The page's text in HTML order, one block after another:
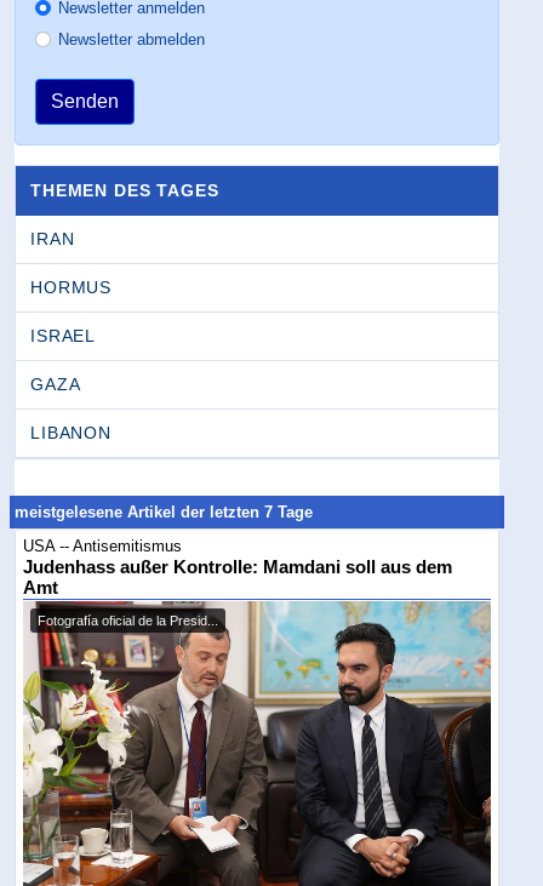
Newsletter anmelden
Newsletter abmelden
Senden
THEMEN DES TAGES
IRAN
HORMUS
ISRAEL
GAZA
LIBANON
meistgelesene Artikel der letzten 7 Tage
USA -- Antisemitismus
Judenhass außer Kontrolle: Mamdani soll aus dem
Amt
Fotografía oficial de la Presid...